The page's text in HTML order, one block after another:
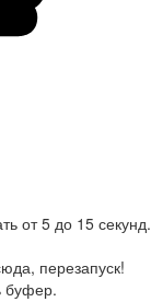
от 5 до 15 секунд.
перезапуск!
буфер.